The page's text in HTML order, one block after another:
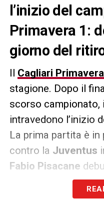
l’inizio del
Primavera 1:
giorno del
Cagliari Primavera
stagione. Dopo il
scorso campionato,
intravedono l’inizio
La prima partita è
contro la Juventus
Fabio Pisacane
Asseminello, contro
domani ci sarà